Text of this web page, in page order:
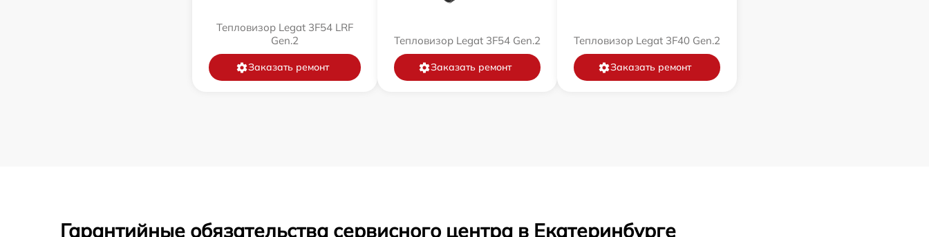
Тепловизор Legat 3F54 LRF
Gen.2
Заказать ремонт
Тепловизор Legat 3F54 Gen.2
Заказать ремонт
Тепловизор Legat 3F40 Gen.2
Заказать ремонт
Гарантийные обязательства сервисного центра в Екатеринбурге